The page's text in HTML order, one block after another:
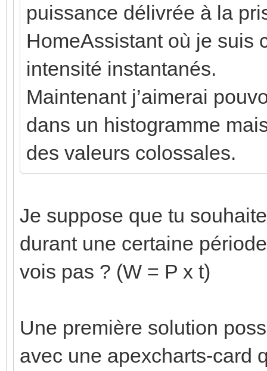
puissance délivrée à la
HomeAssistant où je suis
intensité instantanés.
Maintenant j’aimerai
dans un histogramme
des valeurs colossales.
Je suppose que tu
durant une certaine
vois pas ? (W = P x t)
Une première solution
avec une apexcharts-card